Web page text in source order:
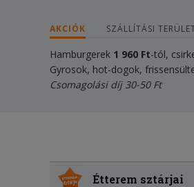
AKCIÓK SZÁLLÍTÁSI
Hamburgerek 1 960 Ft-tól,
Gyrosok, hot-dogok,
Csomagolási díj 30-50 Ft
Étterem sztárjai